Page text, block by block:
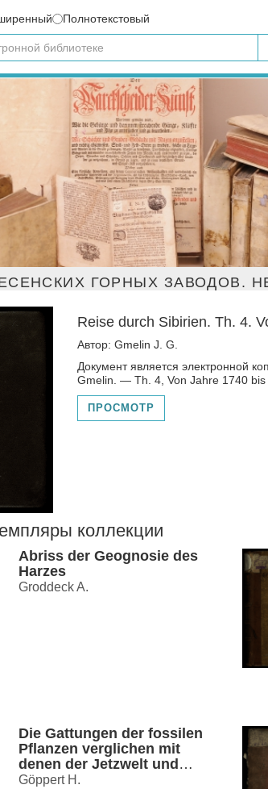
Полнотекстовый
ГОРНЫХ ЗАВОДОВ.
Reise durch Sibirien. Th. 4.
Автор: Gmelin J. G.
Документ является электронной
Gmelin. — Th. 4, Von Jahre 1740
ПРОСМОТР
коллекции
Abriss der Geognosie des
Harzes
Groddeck A.
Die Gattungen der fossilen
Pflanzen verglichen mit
denen der Jetzwelt und
durch Abbildungen
Göppert H.